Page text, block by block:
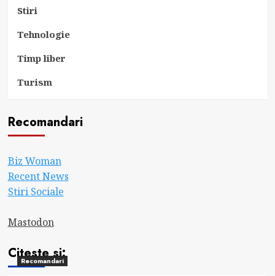
Stiri
Tehnologie
Timp liber
Turism
Recomandari
Biz Woman
Recent News
Stiri Sociale
Mastodon
Citeste si:
Recomandari